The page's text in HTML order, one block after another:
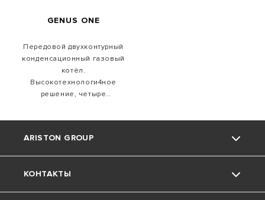
GENUS ONE
Передовой двухконтурный
конденсационный газовый
котёл.
Высокотехнологи4ное
решение, четыре
ARISTON GROUP
О компании Ariston
КОНТАКТЫ